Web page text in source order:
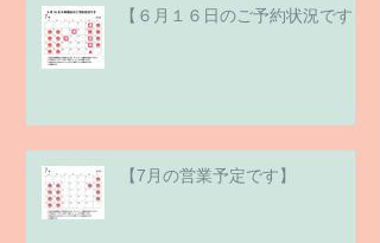
【６月１６日のご予約状況です】
【7月の営業予定です】